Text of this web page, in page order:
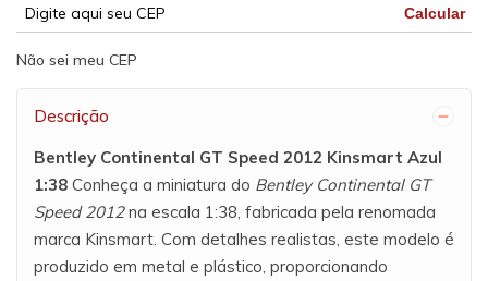
Calcular
Não sei meu CEP
Descrição
Bentley Continental GT Speed 2012 Kinsmart Azul
1:38 Conheça a miniatura do Bentley Continental GT
Speed 2012na escala 1:38, fabricada pela renomada
marca Kinsmart. Com detalhes realistas, este modelo é
produzido em metal e plástico, proporcionando